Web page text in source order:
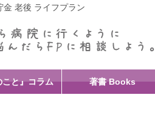
金 老後 ライフプラン
こと』コラム 著書 Books